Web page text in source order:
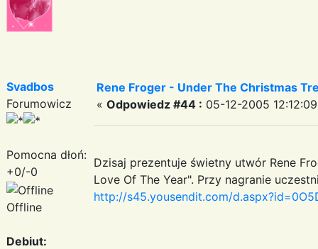
Svadbos
Forumowicz
Pomocna dłoń:
+0/-0
Offline
Debiut:
Rene Froger - Under The Christmas
« Odpowiedz #44 : 05-12-2005
Dzisaj prezentuje świetny utwór Rene
Love Of The Year". Przy nagranie
http://s45.yousendit.com/